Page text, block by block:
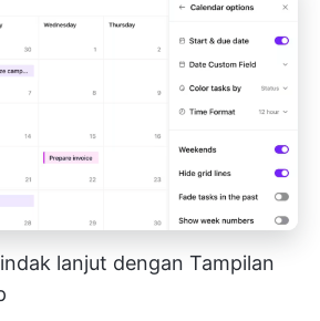
lanjut dengan Tampilan